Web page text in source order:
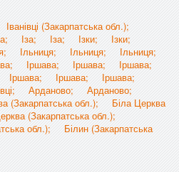
Іванівці (Закарпатська обл.);
Іза; Іза; Ізки;
Ізки;
Ільниця; Ільниця;
Ільниця;
Іршава; Іршава;
Іршава;
Іршава; Іршава;
Іршава;
Арданово;
Арданово;
(Закарпатська обл.);
Біла Церква
(Закарпатська обл.);
обл.);
Білин (Закарпатська